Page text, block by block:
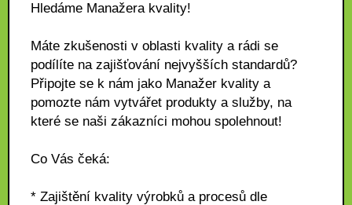
Hledáme Manažera kvality!
Máte zkušenosti v oblasti kvality a rádi se
podílíte na zajišťování nejvyšších standardů?
Připojte se k nám jako Manažer kvality a
pomozte nám vytvářet produkty a služby, na
které se naši zákazníci mohou spolehnout!
Co Vás čeká:
* Zajištění kvality výrobků a procesů dle